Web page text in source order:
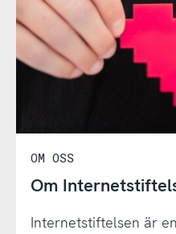
OM OSS
Om
Internetstiftelsen är